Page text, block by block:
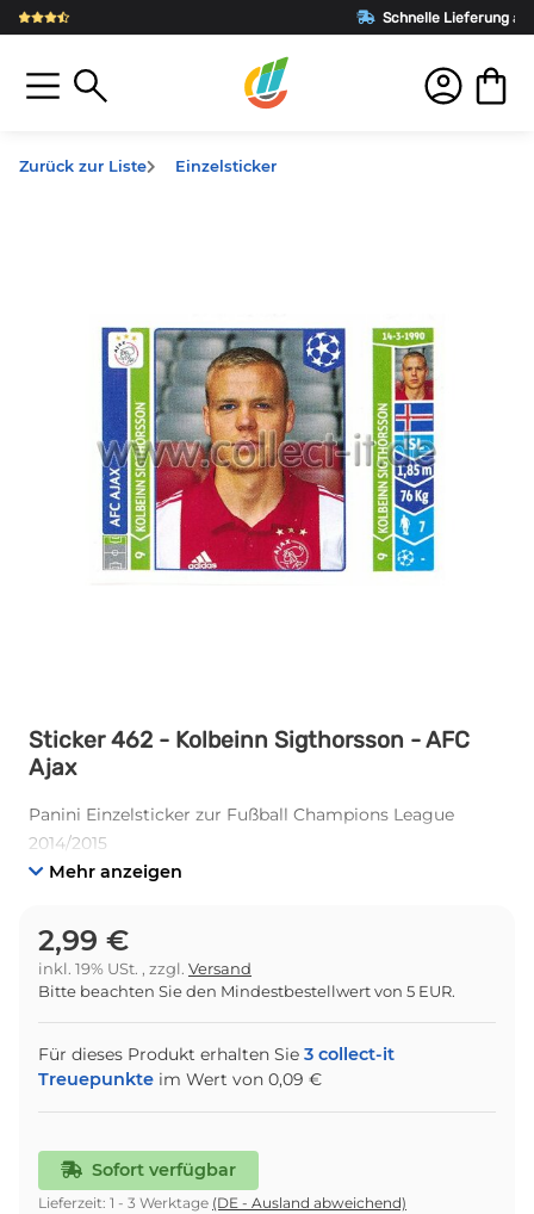
aus Deutschland
Zurück zur Liste Einzelsticker
Sticker 462 - Kolbeinn Sigthorsson - AFC
Ajax
Panini Einzelsticker zur Fußball Champions League
2014/2015
Mehr anzeigen
2,99 €
inkl. 19% USt. , zzgl. Versand
Bitte beachten Sie den Mindestbestellwert von 5 EUR.
Für dieses Produkt erhalten Sie 3 collect-it
Treuepunkte im Wert von 0,09 €
Sofort verfügbar
Lieferzeit: 1 - 3 Werktage (DE - Ausland abweichend)